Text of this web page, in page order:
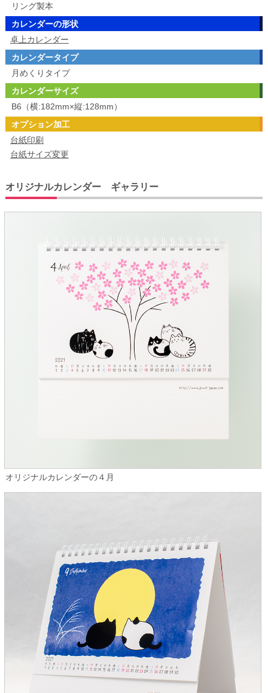
リング製本
カレンダーの形状
卓上カレンダー
カレンダータイプ
月めくりタイプ
カレンダーサイズ
B6（横:182mm×縦:128mm）
オプション加工
台紙印刷
台紙サイズ変更
オリジナルカレンダー ギャラリー
オリジナルカレンダーの４月